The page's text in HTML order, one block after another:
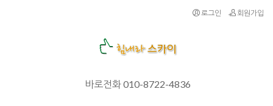
로그인 회원가입
바로전화 010-8722-4836